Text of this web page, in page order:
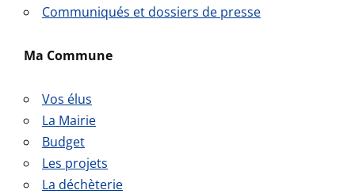
Communiqués et dossiers de presse
Ma Commune
Vos élus
La Mairie
Budget
Les projets
La déchèterie